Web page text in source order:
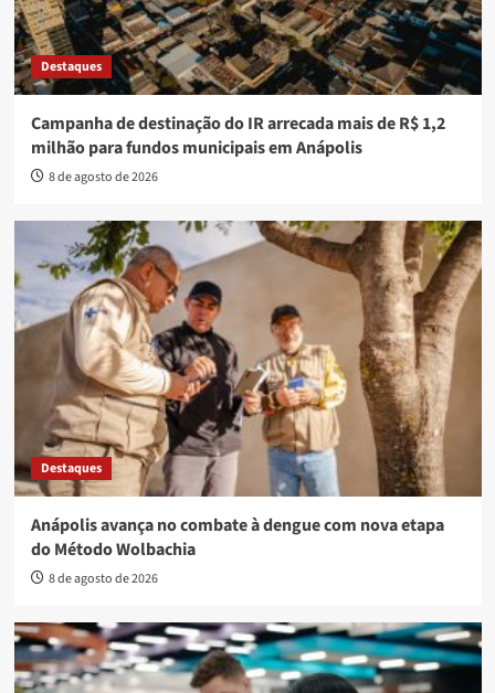
Destaques
Campanha de destinação do IR arrecada mais de R$ 1,2
milhão para fundos municipais em Anápolis
8 de agosto de 2026
Destaques
Anápolis avança no combate à dengue com nova etapa
do Método Wolbachia
8 de agosto de 2026